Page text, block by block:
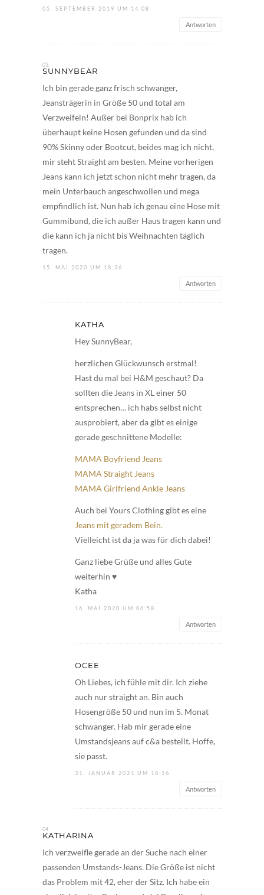
05. SEPTEMBER 2019 UM 14:08
Antworten
SUNNYBEAR
Ich bin gerade ganz frisch schwanger,
Jeansträgerin in Größe 50 und total am
Verzweifeln! Außer bei Bonprix hab ich
überhaupt keine Hosen gefunden und da sind
90% Skinny oder Bootcut, beides mag ich nicht,
mir steht Straight am besten. Meine vorherigen
Jeans kann ich jetzt schon nicht mehr tragen, da
mein Unterbauch angeschwollen und mega
empfindlich ist. Nun hab ich genau eine Hose mit
Gummibund, die ich außer Haus tragen kann und
die kann ich ja nicht bis Weihnachten täglich
tragen.
15. MAI 2020 UM 18:36
Antworten
KATHA
Hey SunnyBear,
herzlichen Glückwunsch erstmal!
Hast du mal bei H&M geschaut? Da
sollten die Jeans in XL einer 50
entsprechen… ich habs selbst nicht
ausprobiert, aber da gibt es einige
gerade geschnittene Modelle:
MAMA Boyfriend Jeans
MAMA Straight Jeans
MAMA Girlfriend Ankle Jeans
Auch bei Yours Clothing gibt es eine
Jeans mit geradem Bein.
Vielleicht ist da ja was für dich dabei!
Ganz liebe Grüße und alles Gute
weiterhin ♥
Katha
16. MAI 2020 UM 06:58
Antworten
OCEE
Oh Liebes, ich fühle mit dir. Ich ziehe
auch nur straight an. Bin auch
Hosengröße 50 und nun im 5. Monat
schwanger. Hab mir gerade eine
Umstandsjeans auf c&a bestellt. Hoffe,
sie passt.
31. JANUAR 2021 UM 18:16
Antworten
KATHARINA
Ich verzweifle gerade an der Suche nach einer
passenden Umstands-Jeans. Die Größe ist nicht
das Problem mit 42, eher der Sitz. Ich habe ein